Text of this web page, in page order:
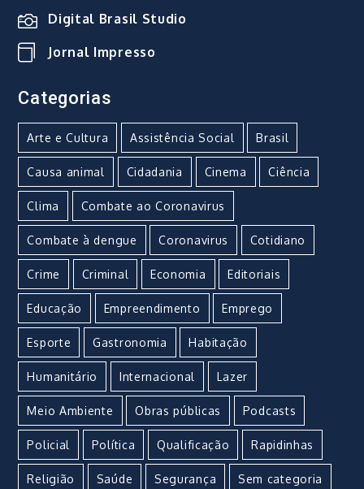
Digital Brasil Studio
Jornal Impresso
Categorias
Arte e Cultura Assistência Social Brasil
Causa animal Cidadania Cinema Ciência
Clima Combate ao Coronavirus
Combate à dengue Coronavirus Cotidiano
Crime Criminal Economia Editoriais
Educação Empreendimento Emprego
Esporte Gastronomia Habitação
Humanitário Internacional Lazer
Meio Ambiente Obras públicas Podcasts
Policial Política Qualificação Rapidinhas
Religião Saúde Segurança Sem categoria